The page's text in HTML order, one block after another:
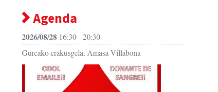
Agenda
2026/08/28 16:30 - 20:30
Gureako erakusgela, Amasa-Villabona